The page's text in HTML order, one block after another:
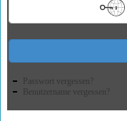
Passwort vergessen?
Benutzername vergessen?